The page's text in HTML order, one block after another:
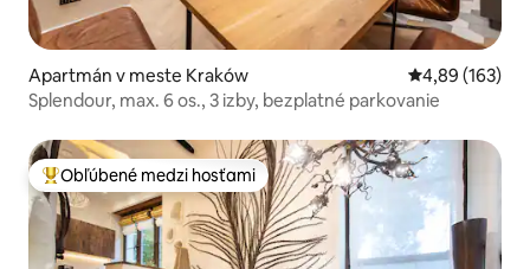
Apartmán v meste Kraków Priemerné
4,89 (163)
Splendour, max. 6 os., 3 izby, bezplatné parkovanie
Najobľúbenejšie medzi hosťami
Obľúbené medzi hosťami